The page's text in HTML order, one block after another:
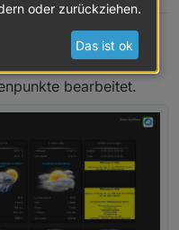
15:48
System läuft noch
bearbeitet.
oder zurückziehen.
Das ist ok